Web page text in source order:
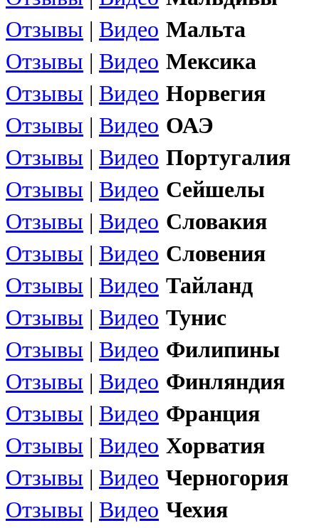
Отзывы | Видео Мальта
Отзывы | Видео Мексика
Отзывы | Видео Норвегия
Отзывы | Видео ОАЭ
Отзывы | Видео Португалия
Отзывы | Видео Сейшелы
Отзывы | Видео Словакия
Отзывы | Видео Словения
Отзывы | Видео Тайланд
Отзывы | Видео Тунис
Отзывы | Видео Филипины
Отзывы | Видео Финляндия
Отзывы | Видео Франция
Отзывы | Видео Хорватия
Отзывы | Видео Черногория
Отзывы | Видео Чехия